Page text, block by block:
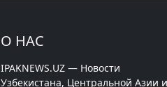
О НАС
IPAKNEWS.UZ — Новости
Узбекистана, Центральной Азии и